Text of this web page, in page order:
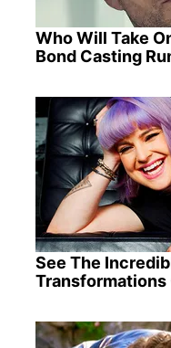
Who Will Take
Bond Casting
See The
Transformations